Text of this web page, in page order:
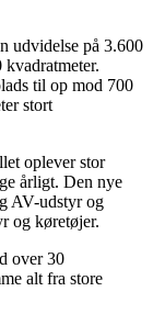
udvidelse på 3.600
til op mod 700
stort
oplever stor
årligt. Den nye
AV-udstyr og
og køretøjer.
over 30
alt fra store